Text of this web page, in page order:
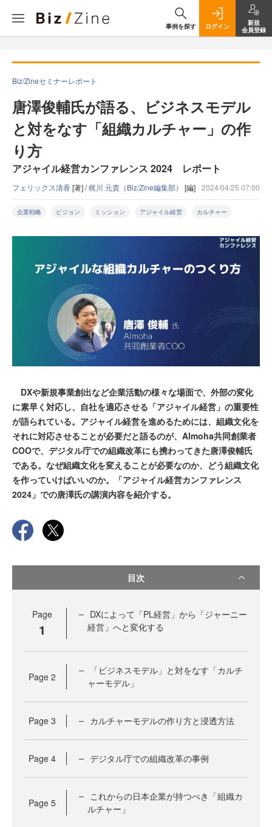
事例を探す ログイン
新規
会員登録
Biz/Zineセミナーレポート
唐澤俊輔氏が語る、ビジネスモデル
と対をなす「組織カルチャー」の作
り方
アジャイル経営カンファレンス 2024 レポート
フェリックス清香[著] /梶川 元貴（Biz/Zine編集部） [編] 2024/04/25 07:00
企業戦略 ビジョン ミッション アジャイル経営 カルチャー
DXや新規事業創出など企業活動の様々な場面で、外部の変化
に素早く対応し、自社を適応させる「アジャイル経営」の重要性
が語られている。アジャイル経営を進めるためには、組織文化を
それに対応させることが必要だと語るのが、Almoha共同創業者
COOで、デジタル庁での組織改革にも携わってきた唐澤俊輔氏
である。なぜ組織文化を変えることが必要なのか、どう組織文化
を作っていけばいいのか。「アジャイル経営カンファレンス
2024」での唐澤氏の講演内容を紹介する。
目次
Page
1
DXによって「PL経営」から「ジャーニー
経営」へと変化する
Page 2
「ビジネスモデル」と対をなす「カルチ
ャーモデル」
Page 3 カルチャーモデルの作り方と浸透方法
Page 4 デジタル庁での組織改革の事例
Page 5
これからの日本企業が持つべき「組織カ
ルチャー」